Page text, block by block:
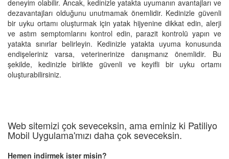
deneyim olabilir. Ancak, kedinizle yatakta uyumanın avantajları ve
dezavantajları olduğunu unutmamak önemlidir. Kedinizle güvenli
bir uyku ortamı oluşturmak için yatak hijyenine dikkat edin, alerji
ve astım semptomlarını kontrol edin, parazit kontrolü yapın ve
yatakta sınırlar belirleyin. Kedinizle yatakta uyuma konusunda
endişeleriniz varsa, veterinerinize danışmanız önemlidir. Bu
şekilde, kedinizle birlikte güvenli ve keyifli bir uyku ortamı
oluşturabilirsiniz.
Web sitemizi çok seveceksin, ama eminiz ki Patiliyo
Mobil Uygulama'mızı daha çok seveceksin.
Hemen indirmek ister misin?